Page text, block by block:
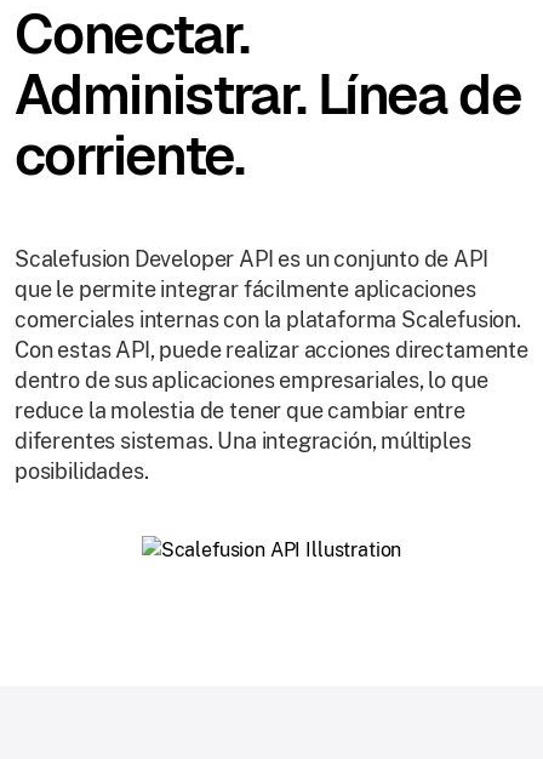
Conectar.
Administrar. Línea de
corriente.
Scalefusion Developer API es un conjunto de API
que le permite integrar fácilmente aplicaciones
comerciales internas con la plataforma Scalefusion.
Con estas API, puede realizar acciones directamente
dentro de sus aplicaciones empresariales, lo que
reduce la molestia de tener que cambiar entre
diferentes sistemas. Una integración, múltiples
posibilidades.